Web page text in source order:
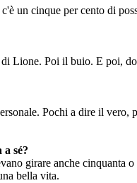
un cinque per cento di
Lione. Poi il buio. E poi,
Pochi a dire il vero,
sé?
girare anche cinquanta
bella vita.